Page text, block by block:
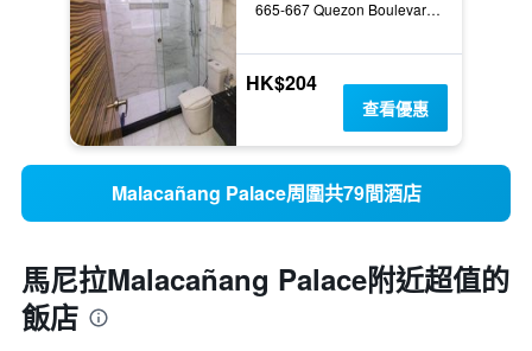
665-667 Quezon Boulevard, 馬尼拉, 菲律賓
HK$204
查看優惠
Malacañang Palace周圍共79間酒店
馬尼拉Malacañang Palace附近超值的
飯店